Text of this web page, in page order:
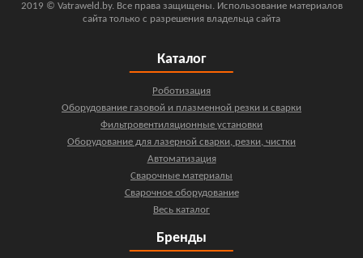
2019 © Vatraweld.by. Все права защищены. Использование материалов
сайта только с разрешения владельца сайта
Каталог
Роботизация
Оборудование газовой и плазменной резки и сварки
Фильтровентиляционные установки
Оборудование для лазерной сварки, резки, чистки
Автоматизация
Сварочные материалы
Сварочное оборудование
Весь каталог
Бренды